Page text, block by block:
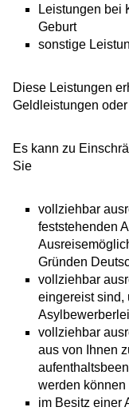
Leistungen bei
Geburt
sonstige
Diese Leistungen
Geldleistungen
Es kann zu
Sie
vollziehbar
feststehenden
Gründen
vollziehbar
eingereist sind,
vollziehbar
aus von Ihnen
werden können
im Besitz einer